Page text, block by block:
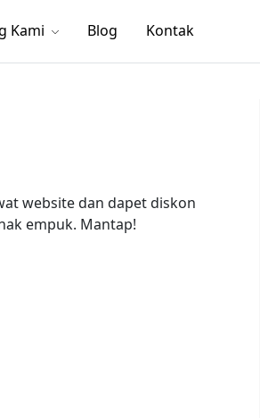
Kami Blog Kontak
website dan dapet diskon
empuk. Mantap!